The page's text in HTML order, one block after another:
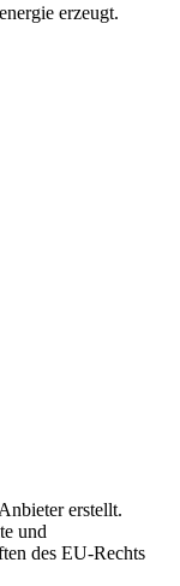
erzeugt.
erstellt.
und
des EU-Rechts